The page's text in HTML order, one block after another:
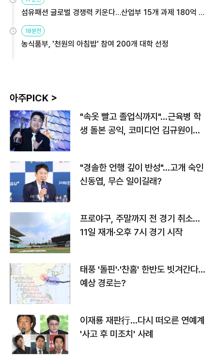
섬유패션 글로벌 경쟁력 키운다…산업부 15개 과제 180억 지
원
18분전
농식품부, '천원의 아침밥' 참여 200개 대학 선정
아주PICK >
"속옷 빨고 졸업식까지"…근육병 학
생 돌본 공익, 코미디언 김규원이었
"경솔한 언행 깊이 반성"…고개 숙인
신동엽, 무슨 일이길래?
프로야구, 주말까지 전 경기 취소…
11일 재개·오후 7시 경기 시작
태풍 '돌핀'·'찬홈' 한반도 빗겨간다…
예상 경로는?
이재룡 재판行…다시 떠오른 연예계
'사고 후 미조치' 사례